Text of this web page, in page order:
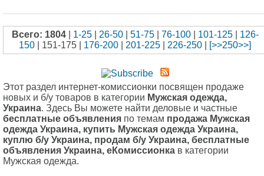
Всего: 1804| 1-25| 26-50| 51-75| 76-100| 101-125| 126-
150 | 151-175 | 176-200 201-225 226-250 [>>250>>]
Этот раздел интернет-комиссионки посвящен продаже
новых и б/у товаров в категории Мужская одежда,
Украина. Здесь Вы можете найти деловые и частные
бесплатные объявления по темам продажа Мужская
одежда Украина, купить Мужская одежда Украина,
куплю б/у Украина, продам б/у Украина, бесплатные
объявления Украина, еКомиссионка в категории
Мужская одежда.